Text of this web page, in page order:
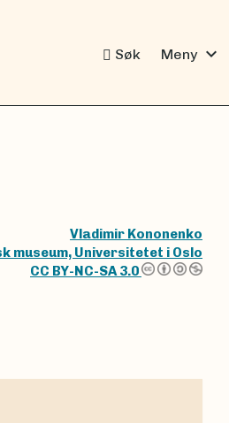
Søk Meny expand_more
Vladimir Kononenko
museum, Universitetet i Oslo
CC BY-NC-SA 3.0